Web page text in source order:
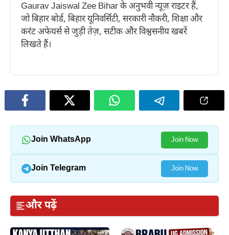
Gaurav Jaiswal Zee Bihar के अनुभवी न्यूज़ राइटर हैं,
जो बिहार बोर्ड, बिहार यूनिवर्सिटी, सरकारी नौकरी, शिक्षा और
करंट अफेयर्स से जुड़ी तेज़, सटीक और विश्वसनीय खबरें
लिखते हैं।
Join WhatsApp Join Now
Join Telegram Join Now
और पढ़ें